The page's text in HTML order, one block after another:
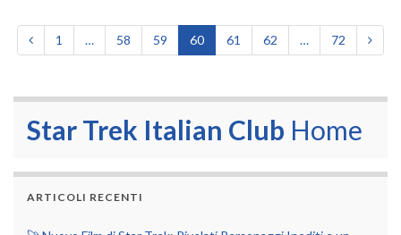
1 … 58 59 60 61 62 … 72
Star Trek Italian Club Home
ARTICOLI RECENTI